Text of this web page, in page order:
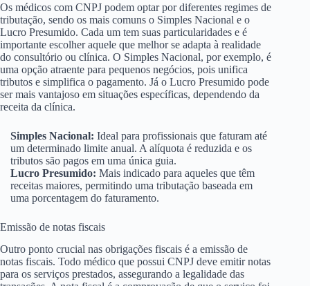
Os médicos com CNPJ podem optar por diferentes regimes de
tributação, sendo os mais comuns o Simples Nacional e o
Lucro Presumido. Cada um tem suas particularidades e é
importante escolher aquele que melhor se adapta à realidade
do consultório ou clínica. O Simples Nacional, por exemplo, é
uma opção atraente para pequenos negócios, pois unifica
tributos e simplifica o pagamento. Já o Lucro Presumido pode
ser mais vantajoso em situações específicas, dependendo da
receita da clínica.
Simples Nacional: Ideal para profissionais que faturam até
um determinado limite anual. A alíquota é reduzida e os
tributos são pagos em uma única guia.
Lucro Presumido: Mais indicado para aqueles que têm
receitas maiores, permitindo uma tributação baseada em
uma porcentagem do faturamento.
Emissão de notas fiscais
Outro ponto crucial nas obrigações fiscais é a emissão de
notas fiscais. Todo médico que possui CNPJ deve emitir notas
para os serviços prestados, assegurando a legalidade das